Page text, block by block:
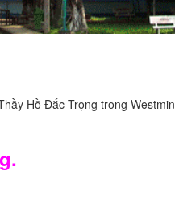
Hồ Đắc Trọng trong